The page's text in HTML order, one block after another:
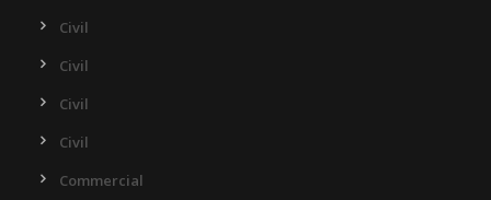
Civil
Civil
Civil
Civil
Commercial